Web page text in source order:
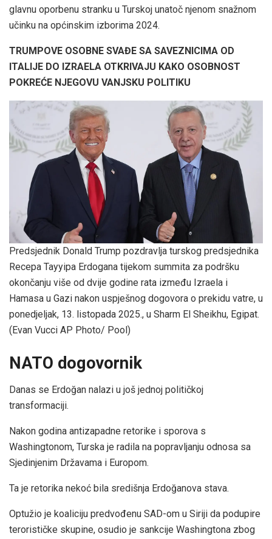
glavnu oporbenu stranku u Turskoj unatoč njenom snažnom
učinku na općinskim izborima 2024.
TRUMPOVE OSOBNE SVAĐE SA SAVEZNICIMA OD
ITALIJE DO IZRAELA OTKRIVAJU KAKO OSOBNOST
POKREĆE NJEGOVU VANJSKU POLITIKU
Predsjednik Donald Trump pozdravlja turskog predsjednika
Recepa Tayyipa Erdogana tijekom summita za podršku
okončanju više od dvije godine rata između Izraela i
Hamasa u Gazi nakon uspješnog dogovora o prekidu vatre, u
ponedjeljak, 13. listopada 2025., u Sharm El Sheikhu, Egipat.
(Evan Vucci AP Photo/ Pool)
NATO dogovornik
Danas se Erdoğan nalazi u još jednoj političkoj
transformaciji.
Nakon godina antizapadne retorike i sporova s ​​
Washingtonom, Turska je radila na popravljanju odnosa sa
Sjedinjenim Državama i Europom.
Ta je retorika nekoć bila središnja Erdoğanova stava.
Optužio je koaliciju predvođenu SAD-om u Siriji da podupire
terorističke skupine, osudio je sankcije Washingtona zbog